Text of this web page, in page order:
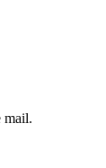
mail.